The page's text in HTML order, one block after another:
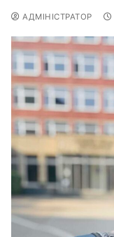
АДМІНІСТРАТОР